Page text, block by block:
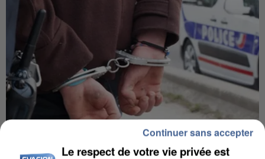
Le respect de votre vie privée est
Continuer sans accepter